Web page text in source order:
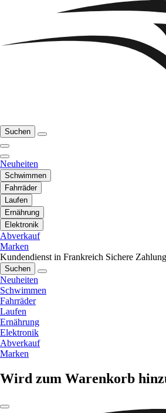
Suchen
Neuheiten
Schwimmen
Fahrräder
Laufen
Ernährung
Elektronik
Abverkauf
Marken
Kundendienst in Frankreich Sichere Zahlung
Suchen
Neuheiten
Schwimmen
Fahrräder
Laufen
Ernährung
Elektronik
Abverkauf
Marken
Wird zum Warenkorb